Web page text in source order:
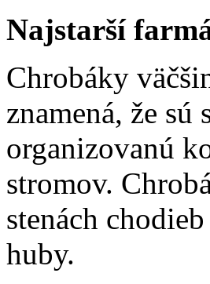
Najstarší
Chrobáky
znamená, že
organizovanú
stromov.
stenách
huby.